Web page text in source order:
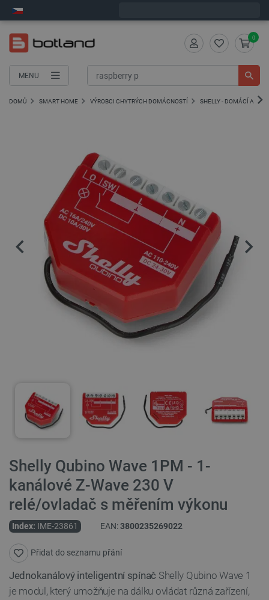
MENU
0
DOMŮ SMART HOME VÝROBCI CHYTRÝCH DOMÁCNOSTÍ SHELLY - DOMÁCÍ
Shelly Qubino Wave 1PM - 1-
kanálové Z-Wave 230 V
relé/ovladač s měřením výkonu
Index: IME-23861 EAN:3800235269022
Přidat do seznamu přání
Jednokanálový inteligentní spínač Shelly Qubino Wave 1
je modul, který umožňuje na dálku ovládat různá zařízení,